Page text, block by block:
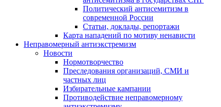
Политический антисемитизм в
современной России
Статьи, доклады, репортажи
Карта нападений по мотиву ненависти
Неправомерный антиэкстремизм
Новости
Нормотворчество
Преследования организаций, СМИ и
частных лиц
Избирательные кампании
Противодействие неправомерному